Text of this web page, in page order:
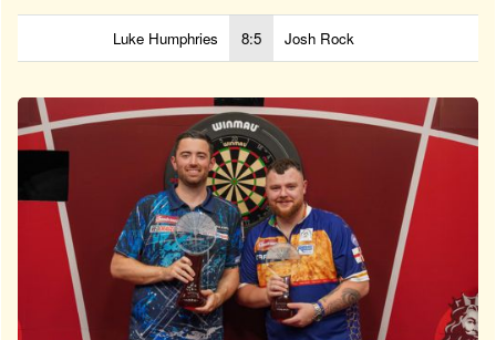
Luke Humphries 8:5 Josh Rock